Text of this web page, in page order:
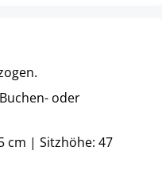
oder
cm | Sitzhöhe: 47